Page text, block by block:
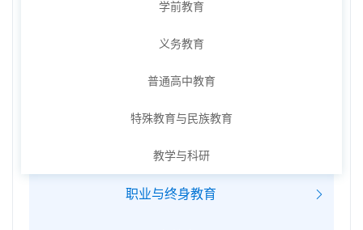
学前教育
义务教育
普通高中教育
特殊教育与民族教育
教学与科研
职业与终身教育